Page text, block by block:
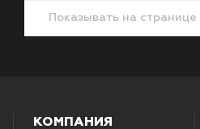
Показывать на странице
КОМПАНИЯ